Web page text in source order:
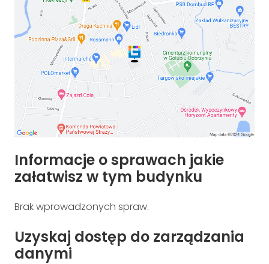
Informacje o sprawach jakie
załatwisz w tym budynku
Brak wprowadzonych spraw.
Uzyskaj dostęp do zarządzania
danymi